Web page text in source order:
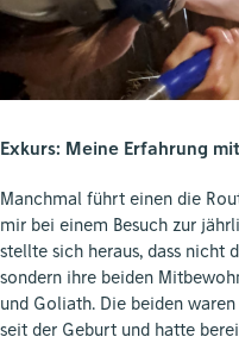
Exkurs: Meine Erfahrung
Manchmal führt einen die
mir bei einem Besuch zur
stellte sich heraus, dass nicht
sondern ihre beiden
und Goliath. Die beiden
seit der Geburt und hatte